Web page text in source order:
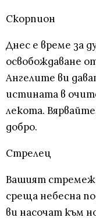
Скорпион
Днес е време за
освобождаване
Ангелите ви
истината в
лекота.
добро.
Стрелец
Вашият стремеж
среща небесна
ви насочат към